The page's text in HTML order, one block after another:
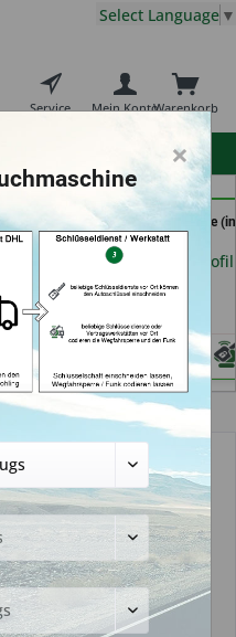
Service Warenkorb
Mein Konto
Select Language ▼
(in Bad
RAPID Service (in
Fellbach)
Händlerprofil
×